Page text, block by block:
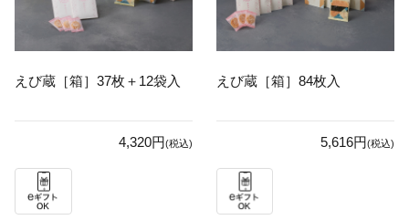
えび蔵［箱］37枚＋12袋入
4,320円(税込)
えび蔵［箱］84枚入
5,616円(税込)